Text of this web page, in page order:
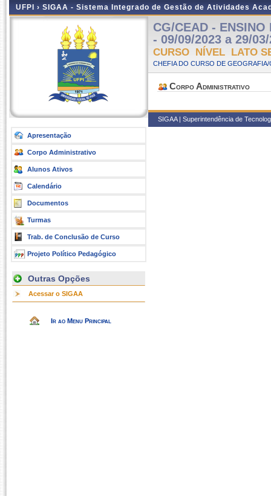
UFPI › SIGAA - Sistema Integrado de Gestão de Atividades
Apresentação
Corpo Administrativo
Alunos Ativos
Calendário
Documentos
Turmas
Trab. de Conclusão de Curso
Projeto Político Pedagógico
Outras Opções
Acessar o SIGAA
Ir ao Menu Principal
CG/CEAD -
- 09/09/2023 a 29/
CURSO NÍVEL LATO
CHEFIA DO CURSO DE
Corpo Administrativo
SIGAA | Superintendência de